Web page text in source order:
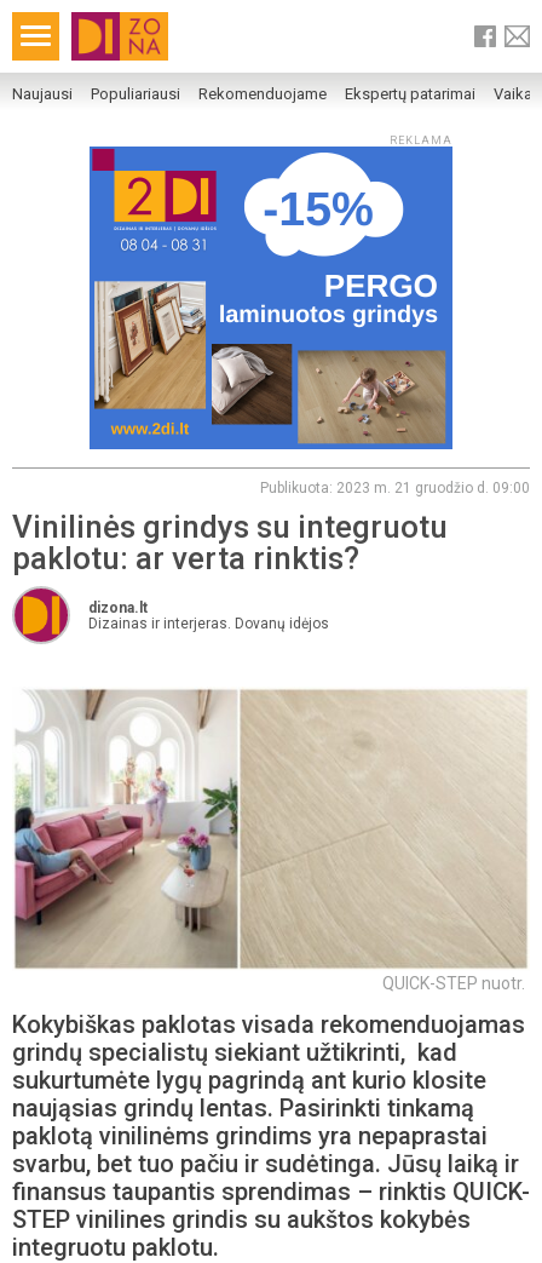
Naujausi Populiariausi Rekomenduojame Ekspertų patarimai
REKLAMA
Publikuota: 2023 m. 21 gruodžio d. 09:00
Vinilinės grindys su integruotu
paklotu: ar verta rinktis?
dizona.lt
Dizainas ir interjeras. Dovanų idėjos
QUICK-STEP nuotr.
Kokybiškas paklotas visada rekomenduojamas
grindų specialistų siekiant užtikrinti, kad
sukurtumėte lygų pagrindą ant kurio klosite
naująsias grindų lentas. Pasirinkti tinkamą
paklotą vinilinėms grindims yra nepaprastai
svarbu, bet tuo pačiu ir sudėtinga. Jūsų laiką ir
finansus taupantis sprendimas – rinktis QUICK-
STEP vinilines grindis su aukštos kokybės
integruotu paklotu.